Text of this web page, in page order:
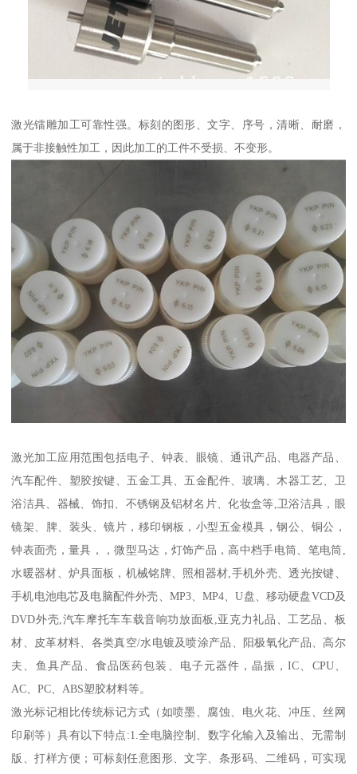
激光镭雕加工可靠性强。标刻的图形、文字、序号，清晰、耐磨，
属于非接触性加工，因此加工的工件不受损、不变形。
激光加工应用范围包括电子、钟表、眼镜、通讯产品、电器产品、
汽车配件、塑胶按键、五金工具、五金配件、玻璃、木器工艺、卫
浴洁具、器械、饰扣、不锈钢及铝材名片、化妆盒等,卫浴洁具，眼
镜架、脾、装头、镜片，移印钢板，小型五金模具，钢公、铜公，
钟表面壳，量具，，微型马达，灯饰产品，高中档手电筒、笔电筒,
水暖器材、炉具面板，机械铭牌、照相器材,手机外壳、透光按键、
手机电池电芯及电脑配件外壳、MP3、MP4、U盘、移动硬盘VCD及
DVD外壳,汽车摩托车车载音响功放面板,亚克力礼品、工艺品、板
材、皮革材料、各类真空/水电镀及喷涂产品、阳极氧化产品、高尔
夫、鱼具产品、食品医药包装、电子元器件，晶振，IC、CPU、
AC、PC、ABS塑胶材料等。
激光标记相比传统标记方式（如喷墨、腐蚀、电火花、冲压、丝网
印刷等）具有以下特点:1.全电脑控制、数字化输入及输出、无需制
版、打样方便；可标刻任意图形、文字、条形码、二维码，可实现